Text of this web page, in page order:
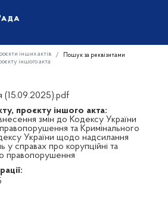
інших актів
Пошук за реквізитами
іншого акта
(15.09.2025).pdf
проєкту іншого акта:
змін до Кодексу України
правопорушення та Кримінального
України щодо надсилання
у справах про корупційні та
правопорушення